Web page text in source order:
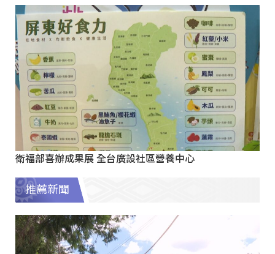
衛福部喜辦成果展 全台廣設社區營養中心
推薦新聞